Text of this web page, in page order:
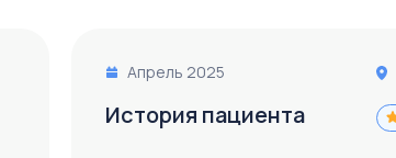
Апрель 2025
История пациента